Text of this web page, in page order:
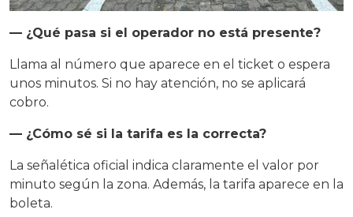
— ¿Qué pasa si el operador no está presente?
Llama al número que aparece en el ticket o espera
unos minutos. Si no hay atención, no se aplicará
cobro.
— ¿Cómo sé si la tarifa es la correcta?
La señalética oficial indica claramente el valor por
minuto según la zona. Además, la tarifa aparece en la
boleta.